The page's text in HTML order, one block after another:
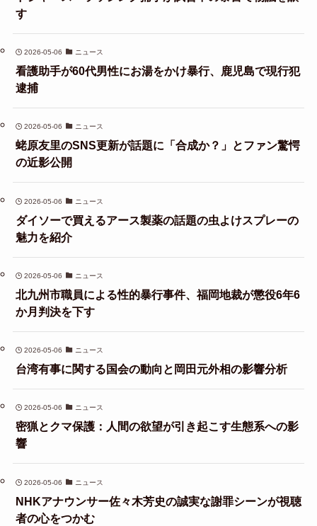
す
2026-05-06 ニュース
看護助手が60代男性にお湯をかけ暴行、鹿児島で現行犯
逮捕
2026-05-06 ニュース
蛯原友里のSNS更新が話題に「合成か？」とファン驚愕
の近影公開
2026-05-06 ニュース
ダイソーで買えるアース製薬の話題の虫よけスプレーの
魅力を紹介
2026-05-06 ニュース
北九州市職員による性的暴行事件、福岡地裁が懲役6年6
か月判決を下す
2026-05-06 ニュース
台湾有事に関する国会の動向と岡田元外相の影響分析
2026-05-06 ニュース
密猟とクマ保護：人間の欲望が引き起こす生態系への影
響
2026-05-06 ニュース
NHKアナウンサー佐々木芳史の誠実な謝罪シーンが視聴
者の心をつかむ